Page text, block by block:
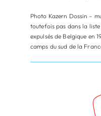
Photo Kazern Dossin –
toutefois pas dans la
expulsés de Belgique en
camps du sud de la